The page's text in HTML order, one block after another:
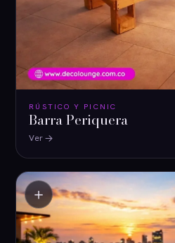
RÚSTICO Y PICNIC
Barra Periquera
Ver
＋